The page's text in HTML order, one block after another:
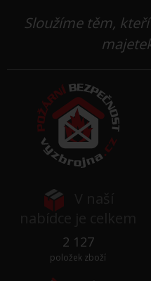
Sloužíme těm,
2 127
položek zboží